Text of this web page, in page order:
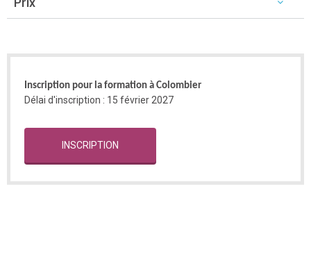
Inscription pour la formation à Colombier
Délai d'inscription : 15 février 2027
INSCRIPTION